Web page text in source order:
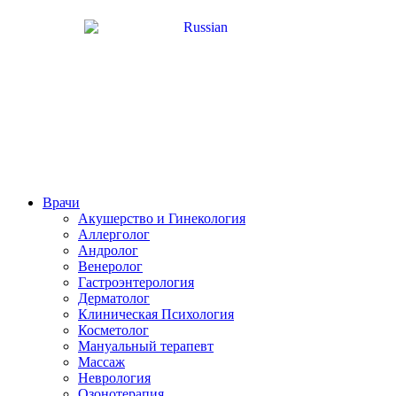
Врачи
Акушерство и Гинекология
Аллерголог
Андролог
Венеролог
Гастроэнтерология
Дерматолог
Клиническая Психология
Косметолог
Мануальный терапевт
Массаж
Неврология